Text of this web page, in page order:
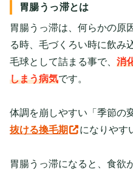
胃腸うっ滞とは
胃腸うっ滞は、何らかの原
る時、毛づくろい時に飲み
毛球として詰まる事で、 消
しまう病気です。
体調を崩しやすい「季節の
抜ける換毛期
になりやす
胃腸うっ滞になると、食欲